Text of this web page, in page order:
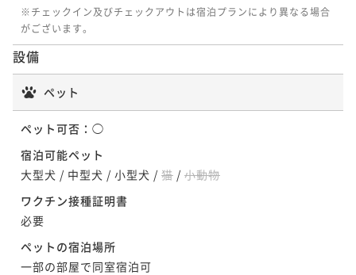
※チェックイン及びチェックアウトは宿泊プランにより異なる場合
がございます。
設備
ペット
ペット可否： ◯
宿泊可能ペット
大型犬 / 中型犬 / 小型犬 / 猫 / 小動物
ワクチン接種証明書
必要
ペットの宿泊場所
一部の部屋で同室宿泊可